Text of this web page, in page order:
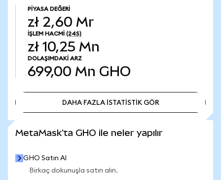
PIYASA DEĞERI
zł 2,60 Mr
İŞLEM HACMI (24S)
zł 10,25 Mn
DOLAŞIMDAKI ARZ
699,00 Mn GHO
DAHA FAZLA İSTATİSTİK GÖR
MetaMask'ta GHO ile neler yapılır
GHO Satın Al
Birkaç dokunuşla satın alın.